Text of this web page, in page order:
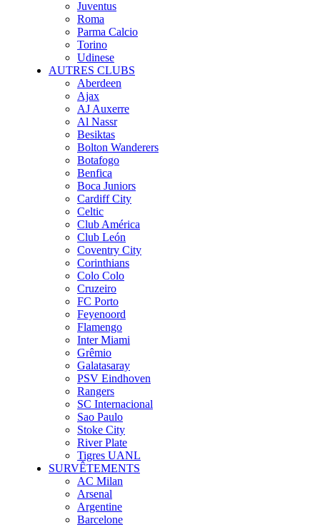
Juventus
Roma
Parma Calcio
Torino
Udinese
AUTRES CLUBS
Aberdeen
Ajax
AJ Auxerre
Al Nassr
Besiktas
Bolton Wanderers
Botafogo
Benfica
Boca Juniors
Cardiff City
Celtic
Club América
Club León
Coventry City
Corinthians
Colo Colo
Cruzeiro
FC Porto
Feyenoord
Flamengo
Inter Miami
Grêmio
Galatasaray
PSV Eindhoven
Rangers
SC Internacional
Sao Paulo
Stoke City
River Plate
Tigres UANL
SURVÊTEMENTS
AC Milan
Arsenal
Argentine
Barcelone